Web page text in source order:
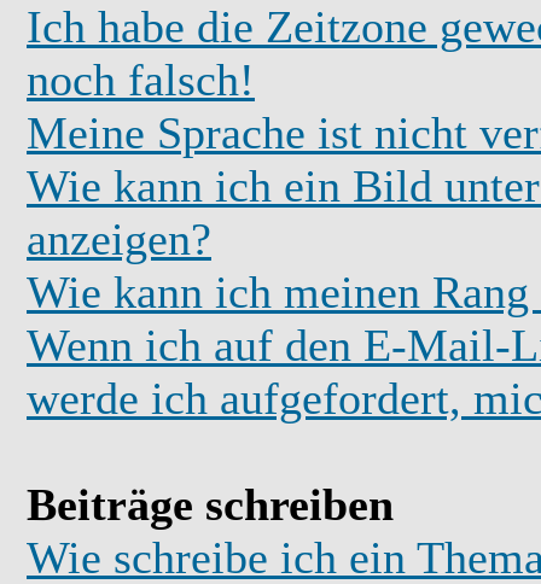
Ich habe die Zeitzone
noch falsch!
Meine Sprache ist nicht
Wie kann ich ein Bild
anzeigen?
Wie kann ich meinen Rang
Wenn ich auf den E-Mail-
werde ich aufgefordert,
Beiträge schreiben
Wie schreibe ich ein